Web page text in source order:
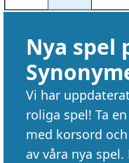
Nya spel
Vi har
roliga spel! Ta
med korsord
av våra nya